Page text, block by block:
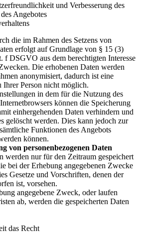
und Verbesserung des
Angebotes
die im Rahmen des Setzens von
erfolgt auf Grundlage von § 15 (3)
DSGVO aus dem berechtigten Interesse
Die erhobenen Daten werden
anonymisiert, dadurch ist eine
Ihrer Person nicht möglich.
in dem für die Nutzung des
können die Speicherung
einhergehenden Daten verhindern und
gelöscht werden. Dies kann jedoch zur
Funktionen des Angebots
können.
von personenbezogenen Daten
werden nur für den Zeitraum gespeichert
bei der Erhebung angegebenen Zwecke
Gesetze und Vorschriften, denen der
ist, vorsehen.
angegebene Zweck, oder laufen
ab, werden die gespeicherten Daten
das Recht